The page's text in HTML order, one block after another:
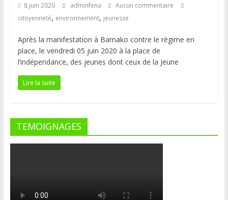
8 juin 2020 adminfena
Aucun commentaire
citoyenneté, environnement, jeunesse
Après la manifestation à Bamako contre le régime en
place, le vendredi 05 juin 2020 à la place de
l’indépendance, des jeunes dont ceux de la Jeune
Lire la suite
TEMOIGNAGES